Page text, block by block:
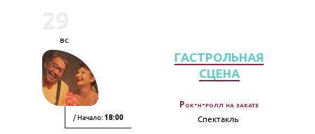
вс
/ Начало: 18:00
ГАСТРОЛЬНАЯ
СЦЕНА
Рок-н-ролл на закате
Спектакль